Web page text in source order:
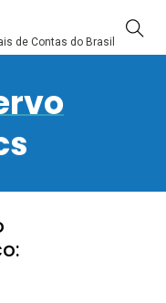
de Contas do Brasil